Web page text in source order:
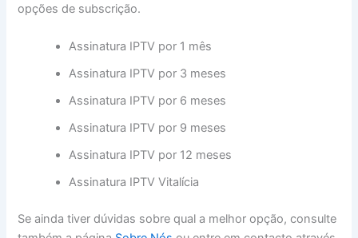
opções de subscrição.
Assinatura IPTV por 1 mês
Assinatura IPTV por 3 meses
Assinatura IPTV por 6 meses
Assinatura IPTV por 9 meses
Assinatura IPTV por 12 meses
Assinatura IPTV Vitalícia
Se ainda tiver dúvidas sobre qual a melhor opção, consulte